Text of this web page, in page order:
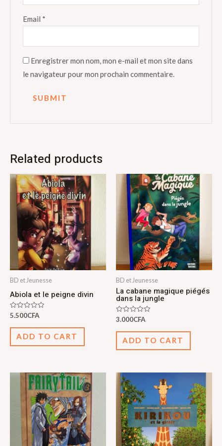
Email *
Enregistrer mon nom, mon e-mail et mon site dans
le navigateur pour mon prochain commentaire.
Related products
BD et Jeunesse
Abiola et le peigne divin
Rated
out
5.500CFA
ADD TO CART
BD et Jeunesse
La cabane magique piégés
dans la jungle
Rated
out
3.000CFA
ADD TO CART